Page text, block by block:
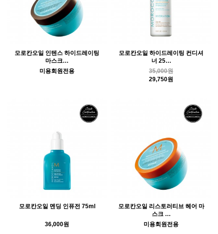
모로칸오일 인텐스 하이드레이팅
마스크…
미용회원전용
모로칸오일 하이드레이팅 컨디셔
너 25…
35,000원
29,750원
모로칸오일 멘딩 인퓨전 75ml
36,000원
모로칸오일 리스토러티브 헤어 마
스크 …
미용회원전용